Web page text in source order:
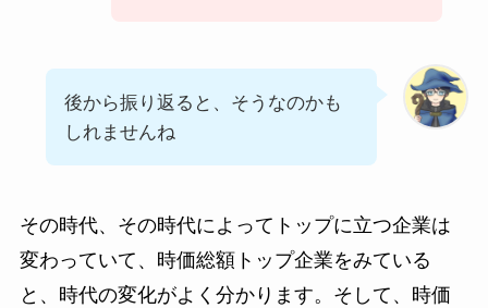
後から振り返ると、そうなのかも
しれませんね
その時代、その時代によってトップに立つ企業は
変わっていて、時価総額トップ企業をみている
と、時代の変化がよく分かります。そして、時価